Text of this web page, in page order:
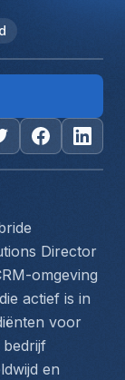
Director
omgeving
actief is in
voor
bedrijf
en